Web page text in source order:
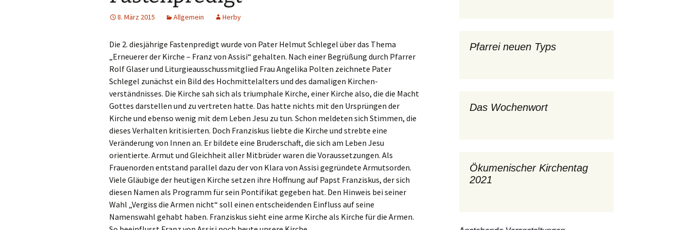
Ev. Kirche Griesheim (ext.
Link)
St. Gallus (ext. Link)
Stadtkirche Frankfurt
(ext. Link)
Haus am Dom (ext. Link)
Dompfarrei St.
Bartholomäus (ext. Link)
St. Josef Bornheim (ext.
Link)
Oekum. Kirchentag 2021
PGR-Wahl 2019 PGR – Wahl 2015
Prävention im Bistum
Limburg
Seelsorglicher Notruf
Stadtkirchenforum
Stellenausschreibungen
Terminplan
Unsere Kirchen und Kirche Mariä Himmelfahrt
Spielkreise /
Eltern-Kind-Gruppe
Tauffamilien
Unser Wochenwort
Tauffamilien
Unser Wochenwort
8. März 2015 Allgemein Herby
Die 2. diesjährige Fastenpredigt wurde von Pater Helmut Schlegel über das Thema
„Erneuerer der Kirche – Franz von Assisi“ gehalten. Nach einer Begrüßung durch Pfarrer
Rolf Glaser und Liturgieausschussmitglied Frau Angelika Polten zeichnete Pater
Schlegel zunächst ein Bild des Hochmittelalters und des damaligen Kirchen-
verständnisses. Die Kirche sah sich als triumphale Kirche, einer Kirche also, die die Macht
Gottes darstellen und zu vertreten hatte. Das hatte nichts mit den Ursprüngen der
Kirche und ebenso wenig mit dem Leben Jesu zu tun. Schon meldeten sich Stimmen, die
dieses Verhalten kritisierten. Doch Franziskus liebte die Kirche und strebte eine
Veränderung von Innen an. Er bildete eine Bruderschaft, die sich am Leben Jesu
orientierte. Armut und Gleichheit aller Mitbrüder waren die Voraussetzungen. Als
Frauenorden entstand parallel dazu der von Klara von Assisi gegründete Armutsorden.
Viele Gläubige der heutigen Kirche setzen ihre Hoffnung auf Papst Franziskus, der sich
diesen Namen als Programm für sein Pontifikat gegeben hat. Den Hinweis bei seiner
Wahl „Vergiss die Armen nicht“ soll einen entscheidenden Einfluss auf seine
Namenswahl gehabt haben. Franziskus sieht eine arme Kirche als Kirche für die Armen.
Pfarrei neuen Typs
Das Wochenwort
Ökumenischer Kirchentag
2021